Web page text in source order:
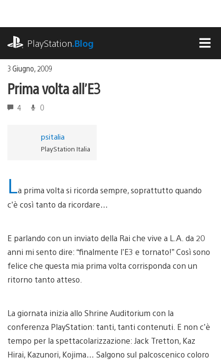
contenuto
PlayStation.Blog
3 Giugno, 2009
Prima volta all’E3
4 0
psitalia
PlayStation Italia
La prima volta si ricorda sempre, soprattutto quando
c’è così tanto da ricordare…
E parlando con un inviato della Rai che vive a L.A. da 20
anni mi sento dire: “finalmente l’E3 e tornato!” Così sono
felice che questa mia prima volta corrisponda con un
ritorno tanto atteso.
La giornata inizia allo Shrine Auditorium con la
conferenza PlayStation: tanti, tanti contenuti. E non c’è
tempo per la spettacolarizzazione: Jack Tretton, Kaz
Hirai, Kazunori, Kojima… Salgono sul palcoscenico coloro